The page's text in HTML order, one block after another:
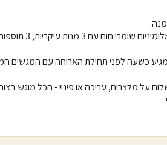
כשעה לפני תחילת הארוחה עם המגשים
על מלצרים, עריכה או פינוי - הכל מוגש